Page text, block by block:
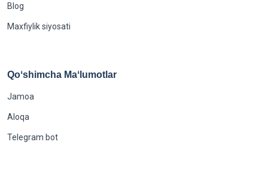
Blog
Maxfiylik siyosati
Qoʻshimcha Maʻlumotlar
Jamoa
Aloqa
Telegram bot